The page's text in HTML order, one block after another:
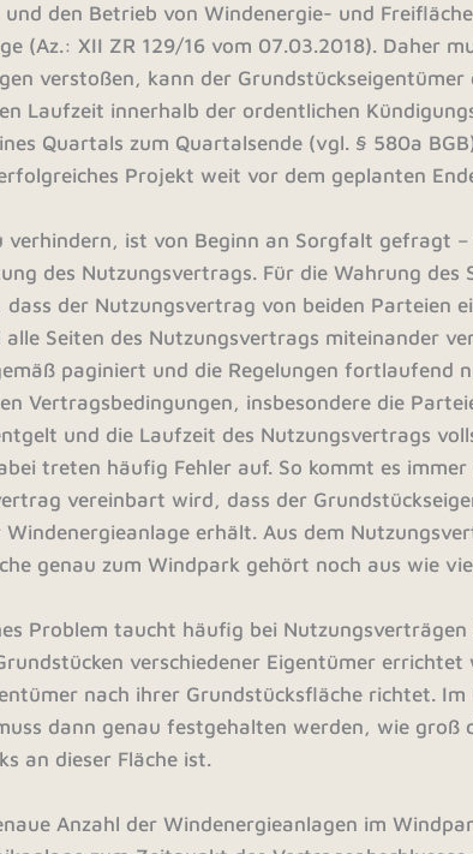
den Betrieb von Windenergie- und
(Az.: XII ZR 129/16 vom 07.03.2018). Daher
verstoßen, kann der
Laufzeit innerhalb der ordentlichen
Quartals zum Quartalsende (vgl. § 580a
Projekt weit vor dem geplanten
verhindern, ist von Beginn an Sorgfalt gefragt
des Nutzungsvertrags. Für die Wahrung
der Nutzungsvertrag von beiden Parteien
alle Seiten des Nutzungsvertrags miteinander
paginiert und die Regelungen fortlaufend
Vertragsbedingungen, insbesondere die
und die Laufzeit des Nutzungsvertrags
treten häufig Fehler auf. So kommt es
vereinbart wird, dass der
erhält. Aus dem
genau zum Windpark gehört noch aus wie
Problem taucht häufig bei
verschiedener Eigentümer
nach ihrer Grundstücksfläche richtet.
dann genau festgehalten werden, wie groß
an dieser Fläche ist.
Anzahl der Windenergieanlagen im